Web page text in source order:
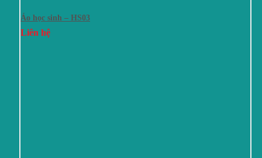
Áo học sinh – HS03
Liên hệ